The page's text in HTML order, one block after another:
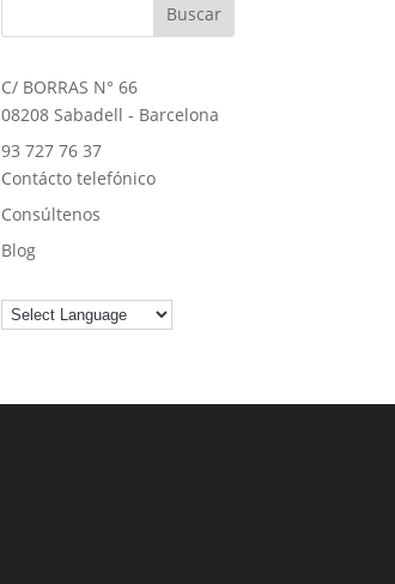
C/ BORRAS N° 66
08208 Sabadell - Barcelona
93 727 76 37
Contácto telefónico
Consúltenos
Blog